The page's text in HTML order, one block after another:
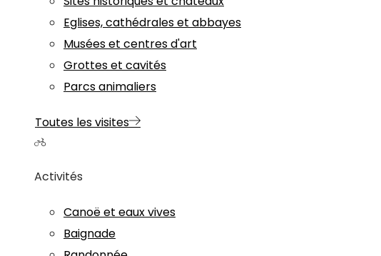
Eglises, cathédrales et abbayes
Musées et centres d'art
Grottes et cavités
Parcs animaliers
Toutes les visites
Activités
Canoë et eaux vives
Baignade